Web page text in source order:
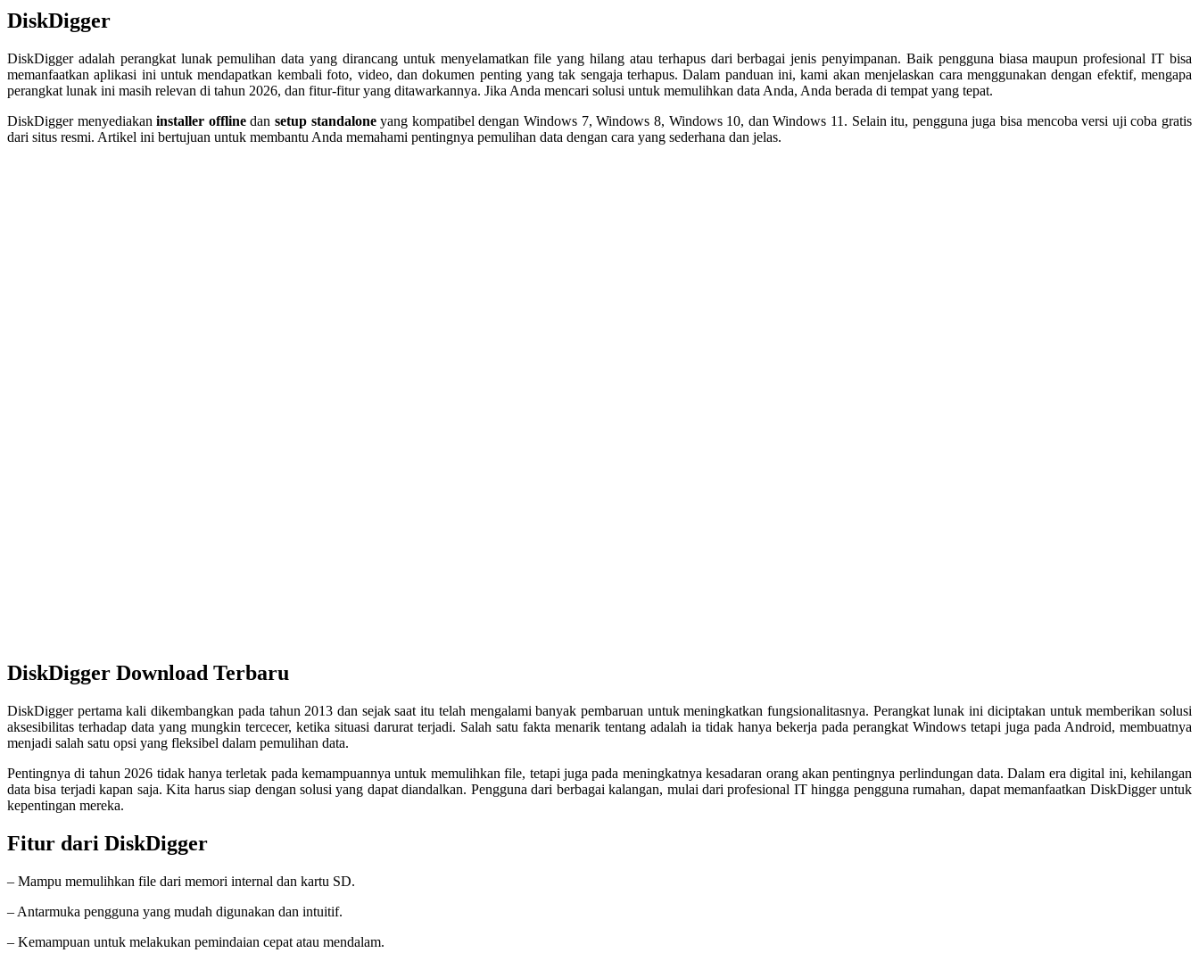
DiskDigger
DiskDigger adalah perangkat lunak pemulihan data yang dirancang untuk menyelamatkan file yang hilang atau terhapus dari berbagai jenis penyimpanan. Baik pengguna biasa maupun profesional IT bisa
memanfaatkan aplikasi ini untuk mendapatkan kembali foto, video, dan dokumen penting yang tak sengaja terhapus. Dalam panduan ini, kami akan menjelaskan cara menggunakan dengan efektif, mengapa
perangkat lunak ini masih relevan di tahun 2026, dan fitur-fitur yang ditawarkannya. Jika Anda mencari solusi untuk memulihkan data Anda, Anda berada di tempat yang tepat.
DiskDigger menyediakaninstaller offlinedansetup standaloneyang kompatibel dengan Windows 7, Windows 8, Windows 10, dan Windows 11. Selain itu, pengguna juga bisa mencoba versi uji coba gratis
dari situs resmi. Artikel ini bertujuan untuk membantu Anda memahami pentingnya pemulihan data dengan cara yang sederhana dan jelas.
DiskDigger Download Terbaru
DiskDigger pertama kali dikembangkan pada tahun 2013 dan sejak saat itu telah mengalami banyak pembaruan untuk meningkatkan fungsionalitasnya. Perangkat lunak ini diciptakan untuk memberikan solusi
aksesibilitas terhadap data yang mungkin tercecer, ketika situasi darurat terjadi. Salah satu fakta menarik tentang adalah ia tidak hanya bekerja pada perangkat Windows tetapi juga pada Android, membuatnya
menjadi salah satu opsi yang fleksibel dalam pemulihan data.
Pentingnya di tahun 2026 tidak hanya terletak pada kemampuannya untuk memulihkan file, tetapi juga pada meningkatnya kesadaran orang akan pentingnya perlindungan data. Dalam era digital ini, kehilangan
data bisa terjadi kapan saja. Kita harus siap dengan solusi yang dapat diandalkan. Pengguna dari berbagai kalangan, mulai dari profesional IT hingga pengguna rumahan, dapat memanfaatkan DiskDigger untuk
kepentingan mereka.
Fitur dari DiskDigger
– Mampu memulihkan file dari memori internal dan kartu SD.
– Antarmuka pengguna yang mudah digunakan dan intuitif.
– Kemampuan untuk melakukan pemindaian cepat atau mendalam.